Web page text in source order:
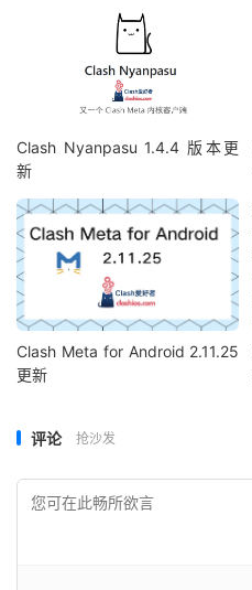
Clash Nyanpasu 1.4.4 版本更
新
Clash Meta for Android 2.11.25
更新
评论 抢沙发